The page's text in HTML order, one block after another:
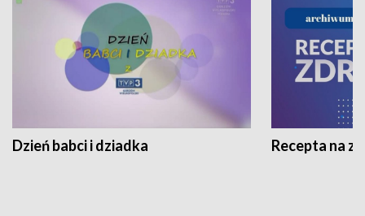
Dzień babci i dziadka Recepta na